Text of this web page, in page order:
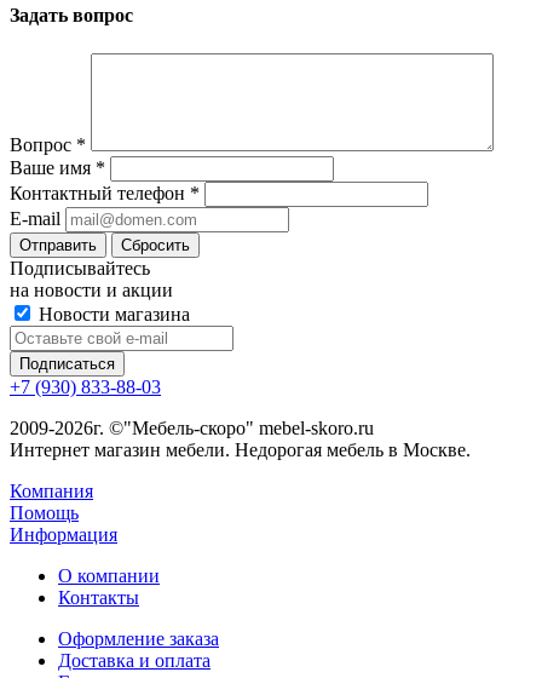
Задать вопрос
Вопрос *
Ваше имя *
Контактный телефон *
E-mail
Сбросить
Подписывайтесь
на новости и акции
Новости магазина
+7 (930) 833-88-03
2009-2026г. ©"Мебель-скоро" mebel-skoro.ru
Интернет магазин мебели. Недорогая мебель в Москве.
Компания
Помощь
Информация
О компании
Контакты
Оформление заказа
Доставка и оплата